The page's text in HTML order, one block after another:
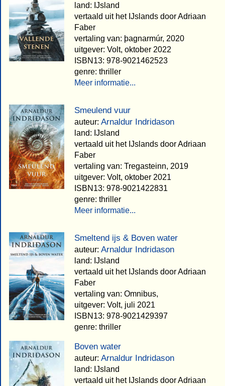
land: IJsland
vertaald uit het IJslands door Adriaan
Faber
vertaling van: þagnarmúr, 2020
uitgever: Volt, oktober 2022
ISBN13: 978-9021462523
genre: thriller
Meer informatie...
Smeulend vuur
auteur: Arnaldur Indridason
land: IJsland
vertaald uit het IJslands door Adriaan
Faber
vertaling van: Tregasteinn, 2019
uitgever: Volt, oktober 2021
ISBN13: 978-9021422831
genre: thriller
Meer informatie...
Smeltend ijs & Boven water
auteur: Arnaldur Indridason
land: IJsland
vertaald uit het IJslands door Adriaan
Faber
vertaling van: Omnibus,
uitgever: Volt, juli 2021
ISBN13: 978-9021429397
genre: thriller
Boven water
auteur: Arnaldur Indridason
land: IJsland
vertaald uit het IJslands door Adriaan